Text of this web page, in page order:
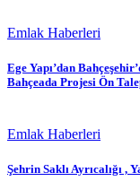
Emlak Haberleri
Ege Yapı’dan
Bahçeada Projesi Ön
Emlak Haberleri
Şehrin Saklı Ayrıcalığı ,